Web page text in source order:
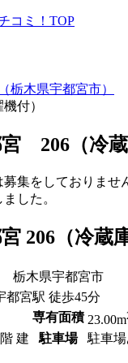
コミ！TOP
栃木県宇都宮市）
付）
206（冷蔵
集をしておりませ
した。
206（冷蔵
栃木県宇都宮市
都宮駅 徒歩45分
専有面積 23.00m
建 駐車場 駐車場